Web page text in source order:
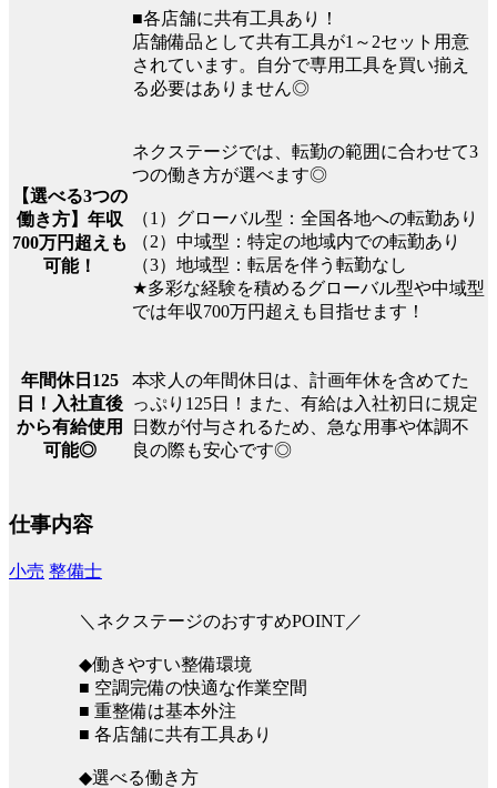
■各店舗に共有工具あり！
店舗備品として共有工具が1～2セット用意
されています。自分で専用工具を買い揃え
る必要はありません◎
【選べる3つの
働き方】年収
700万円超えも
可能！
ネクステージでは、転勤の範囲に合わせて3
つの働き方が選べます◎
（1）グローバル型：全国各地への転勤あり
（2）中域型：特定の地域内での転勤あり
（3）地域型：転居を伴う転勤なし
★多彩な経験を積めるグローバル型や中域型
では年収700万円超えも目指せます！
年間休日125
日！入社直後
から有給使用
可能◎
本求人の年間休日は、計画年休を含めてた
っぷり125日！また、有給は入社初日に規定
日数が付与されるため、急な用事や体調不
良の際も安心です◎
仕事内容
小売 整備士
＼ネクステージのおすすめPOINT／
◆働きやすい整備環境
■ 空調完備の快適な作業空間
■ 重整備は基本外注
■ 各店舗に共有工具あり
◆選べる働き方